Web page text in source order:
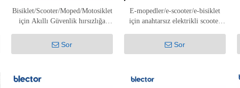
Bisiklet/Scooter/Moped/Motosiklet
için Akıllı Güvenlik hırsızlığa
Sor
E-mopedler/e-scooter/e-bisiklet
için anahtarsız elektrikli scooter
Sor